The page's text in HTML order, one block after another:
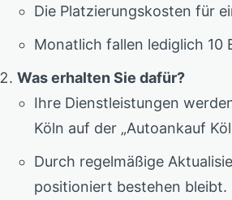
Die Platzierungskosten für
Monatlich fallen lediglich 10
Was erhalten Sie dafür?
Ihre Dienstleistungen
Köln auf der „Autoankauf
Durch regelmäßige
positioniert bestehen bleibt.